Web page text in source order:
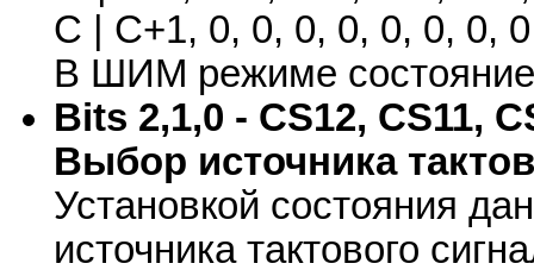
C | C+1, 0, 0, 0, 0, 0, 0, 0,
В ШИМ режиме состояние
Bits 2,1,0 - CS12, CS11,
Выбор источника
Установкой состояния
источника тактового